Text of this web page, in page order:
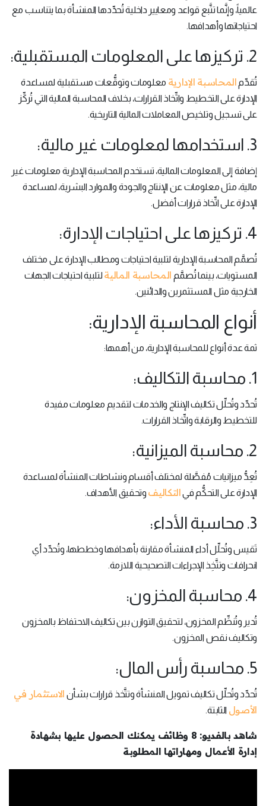
عالمياً، وإنَّما تتَّبع قواعد ومعايير داخلية تُحدِّدها المنشأة بما يتناسب مع
احتياجاتها وأهدافها.
2. تركيزها على المعلومات المستقبلية:
تُقدِّم المحاسبة الإدارية معلومات وتوقُّعات مستقبلية لمساعدة
الإدارة على التخطيط واتِّخاذ القرارات، بخلاف المحاسبة المالية التي تُركِّز
على تسجيل وتلخيص المعاملات المالية التاريخية.
3. استخدامها لمعلومات غير مالية:
إضافة إلى المعلومات المالية، تستخدم المحاسبة الإدارية معلومات غير
مالية، مثل معلومات عن الإنتاج والجودة والموارد البشرية، لمساعدة
الإدارة على اتِّخاذ قرارات أفضل.
4. تركيزها على احتياجات الإدارة:
تُصمَّم المحاسبة الإدارية لتلبية احتياجات ومطالب الإدارة على مختلف
المستويات، بينما تُصمَّم المحاسبة المالية لتلبية احتياجات الجهات
الخارجية مثل المستثمرين والدائنين.
أنواع المحاسبة الإدارية:
ثمة عدة أنواع للمحاسبة الإدارية، من أهمها:
1. محاسبة التكاليف:
تُحدِّد وتُحلِّل تكاليف الإنتاج والخدمات لتقديم معلومات مفيدة
للتخطيط والرقابة واتِّخاذ القرارات.
2. محاسبة الميزانية:
تُعِدُّ ميزانيات مُفصَّلة لمختلف أقسام ونشاطات المنشأة لمساعدة
الإدارة على التحكُّم فيالتكاليف وتحقيق الأهداف.
3. محاسبة الأداء:
تَقيس وتُحلِّل أداء المنشأة مقارنة بأهدافها وخططها، وتُحدِّد أي
انحرافات وتتَّخِذ الإجراءات التصحيحية اللازمة.
4. محاسبة المخزون:
تُدير وتُنظِّم المخزون، لتحقيق التوازن بين تكاليف الاحتفاظ بالمخزون
وتكاليف نقص المخزون.
5. محاسبة رأس المال:
تُحدِّد وتُحلِّل تكاليف تمويل المنشأة وتتَّخذ قرارات بشأن الاستثمار في
الأصول الثابتة.
شاهد بالفديو: 8 وظائف يمكنك الحصول عليها بشهادة
إدارة الأعمال ومهاراتها المطلوبة